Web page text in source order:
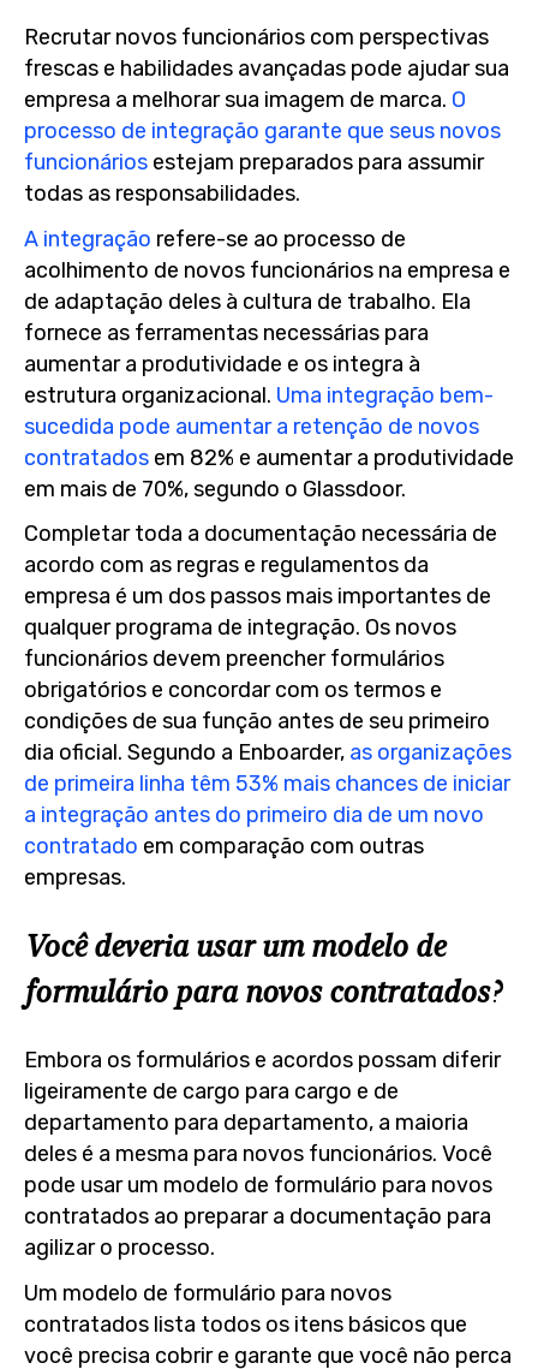
Recrutar novos funcionários com perspectivas
frescas e habilidades avançadas pode ajudar sua
empresa a melhorar sua imagem de marca. O
processo de integração garante que seus novos
funcionários estejam preparados para assumir
todas as responsabilidades.
A integração refere-se ao processo de
acolhimento de novos funcionários na empresa e
de adaptação deles à cultura de trabalho. Ela
fornece as ferramentas necessárias para
aumentar a produtividade e os integra à
estrutura organizacional. Uma integração bem-
sucedida pode aumentar a retenção de novos
contratados em 82% e aumentar a produtividade
em mais de 70%, segundo o Glassdoor.
Completar toda a documentação necessária de
acordo com as regras e regulamentos da
empresa é um dos passos mais importantes de
qualquer programa de integração. Os novos
funcionários devem preencher formulários
obrigatórios e concordar com os termos e
condições de sua função antes de seu primeiro
dia oficial. Segundo a Enboarder, as organizações
de primeira linha têm 53% mais chances de iniciar
a integração antes do primeiro dia de um novo
contratado em comparação com outras
empresas.
Você deveria usar um modelo de
formulário para novos contratados?
Embora os formulários e acordos possam diferir
ligeiramente de cargo para cargo e de
departamento para departamento, a maioria
deles é a mesma para novos funcionários. Você
pode usar um modelo de formulário para novos
contratados ao preparar a documentação para
agilizar o processo.
Um modelo de formulário para novos
contratados lista todos os itens básicos que
você precisa cobrir e garante que você não perca